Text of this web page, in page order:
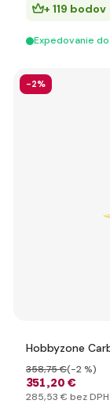
+ 119 bodov
Expedovanie
-2%
Hobbyzone
351,20 €
358,75 €(-2 %)
285,53 € bez DPH